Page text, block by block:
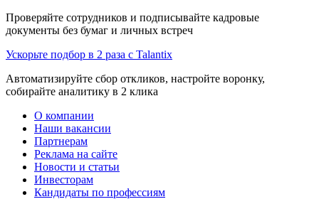
Проверяйте сотрудников и подписывайте кадровые
документы без бумаг и личных встреч
Ускорьте подбор в 2 раза с Talantix
Автоматизируйте сбор откликов, настройте воронку,
собирайте аналитику в 2 клика
О компании
Наши вакансии
Партнерам
Реклама на сайте
Новости и статьи
Инвесторам
Кандидаты по профессиям